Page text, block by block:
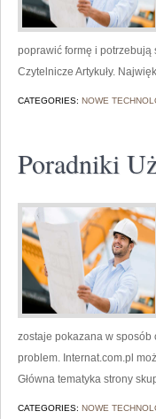
poprawić formę i
Czytelnicze Artykuły.
CATEGORIES: NOWE
Poradniki
zostaje pokazana w sposób
problem. Internat.com.pl
Główna tematyka strony
CATEGORIES: NOWE